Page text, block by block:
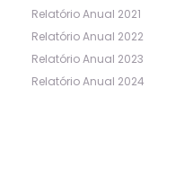
Relatório Anual 2021
Relatório Anual 2022
Relatório Anual 2023
Relatório Anual 2024